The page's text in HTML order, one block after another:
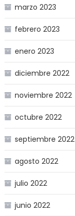
marzo 2023
febrero 2023
enero 2023
diciembre 2022
noviembre 2022
octubre 2022
septiembre 2022
agosto 2022
julio 2022
junio 2022